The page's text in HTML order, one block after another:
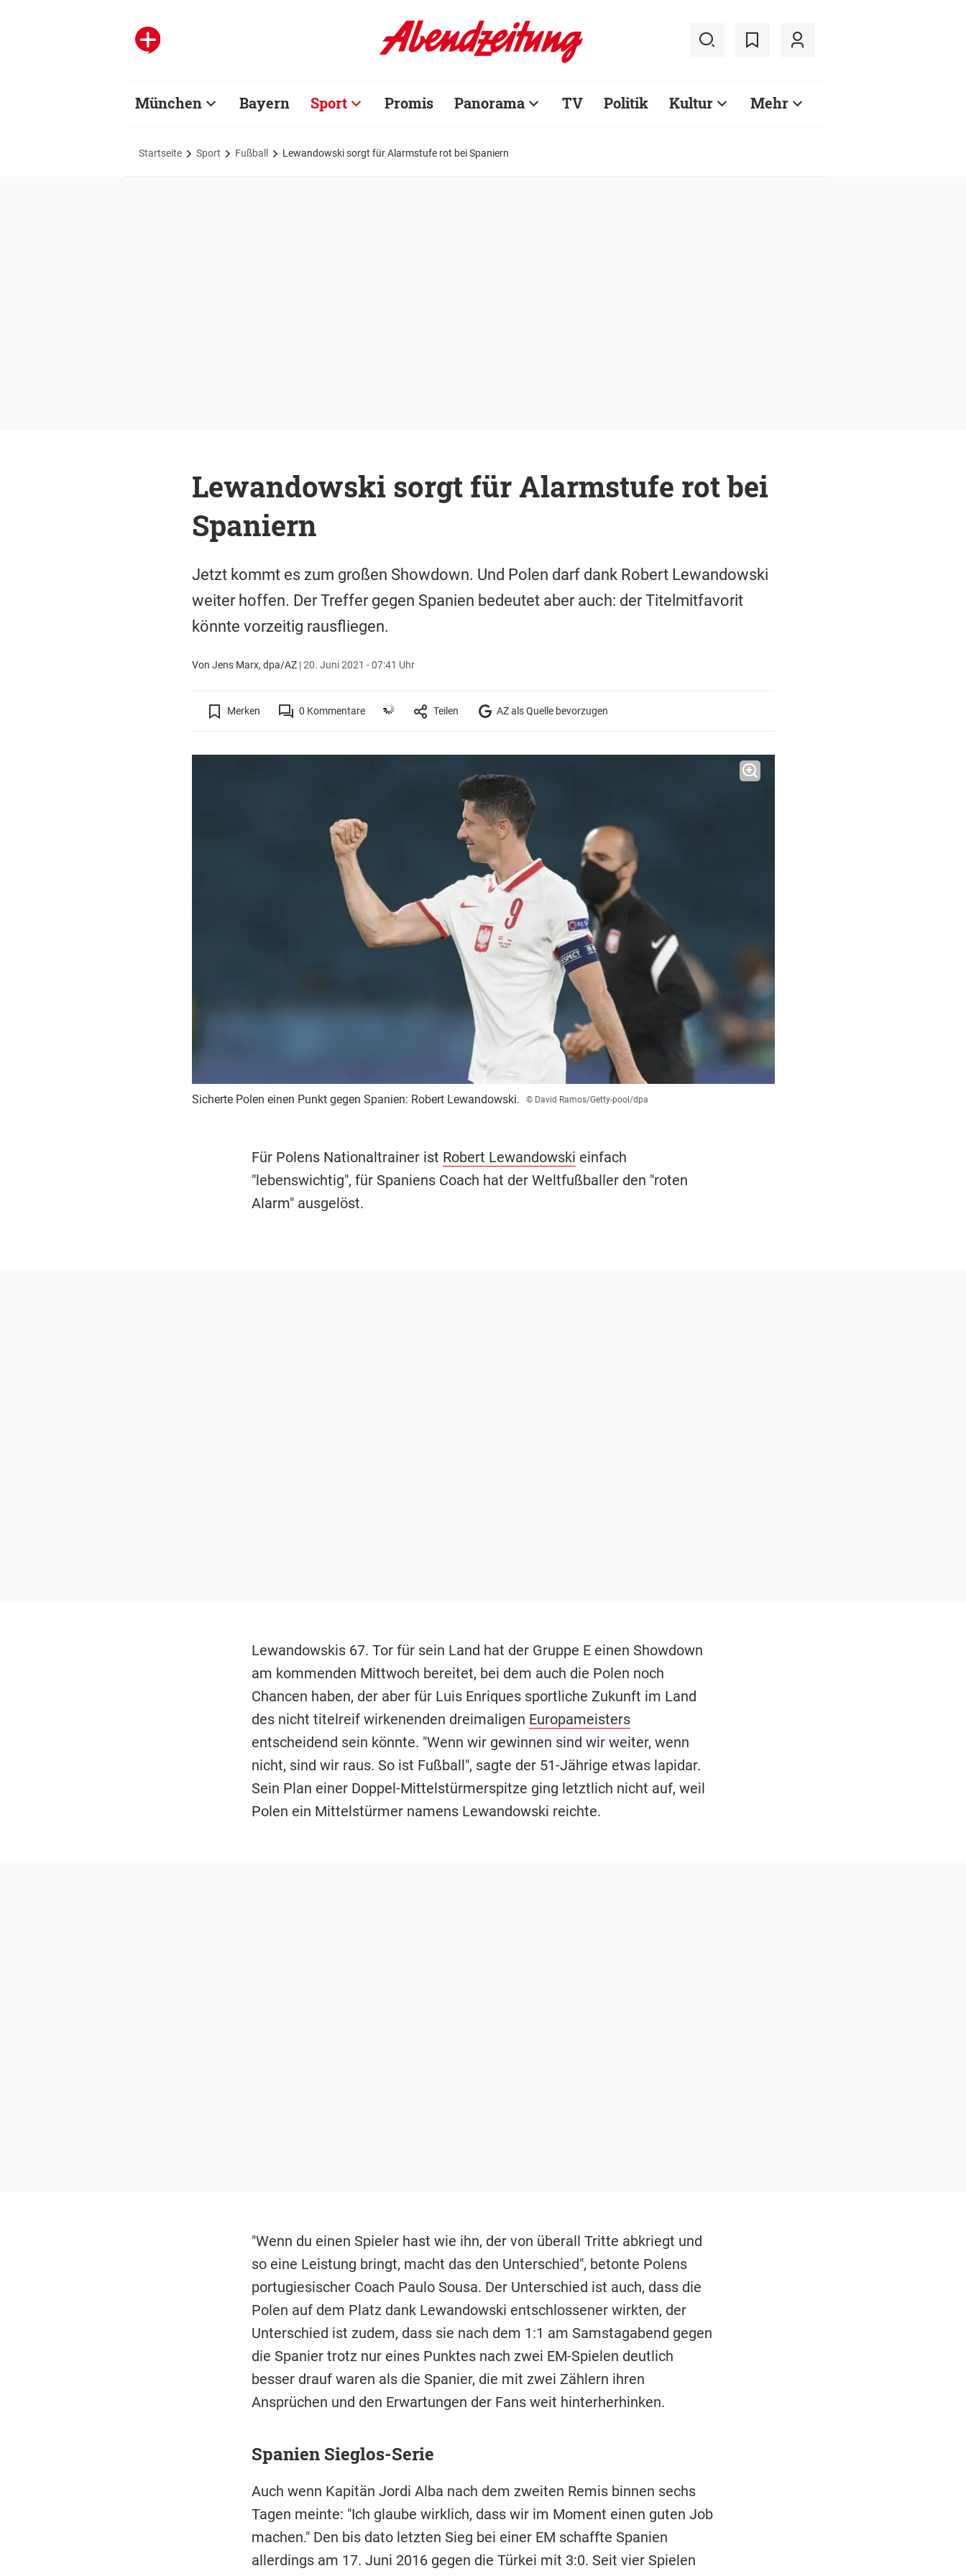
München Bayern Sport Promis Panorama TV Politik Kultur Mehr
Startseite Sport Fußball Lewandowski sorgt für Alarmstufe rot bei Spaniern
Lewandowski sorgt für Alarmstufe rot bei
Spaniern
Jetzt kommt es zum großen Showdown. Und Polen darf dank Robert Lewandowski
weiter hoffen. Der Treffer gegen Spanien bedeutet aber auch: der Titelmitfavorit
könnte vorzeitig rausfliegen.
Von Jens Marx, dpa/AZ|20. Juni 2021 - 07:41 Uhr
Merken 0 Kommentare Teilen AZ als Quelle bevorzugen
Sicherte Polen einen Punkt gegen Spanien: Robert Lewandowski. © David Ramos/Getty-pool/dpa
Für Polens Nationaltrainer ist Robert Lewandowski einfach
"lebenswichtig", für Spaniens Coach hat der Weltfußballer den "roten
Alarm" ausgelöst.
Lewandowskis 67. Tor für sein Land hat der Gruppe E einen Showdown
am kommenden Mittwoch bereitet, bei dem auch die Polen noch
Chancen haben, der aber für Luis Enriques sportliche Zukunft im Land
des nicht titelreif wirkenenden dreimaligen Europameisters
entscheidend sein könnte. "Wenn wir gewinnen sind wir weiter, wenn
nicht, sind wir raus. So ist Fußball", sagte der 51-Jährige etwas lapidar.
Sein Plan einer Doppel-Mittelstürmerspitze ging letztlich nicht auf, weil
Polen ein Mittelstürmer namens Lewandowski reichte.
"Wenn du einen Spieler hast wie ihn, der von überall Tritte abkriegt und
so eine Leistung bringt, macht das den Unterschied", betonte Polens
portugiesischer Coach Paulo Sousa. Der Unterschied ist auch, dass die
Polen auf dem Platz dank Lewandowski entschlossener wirkten, der
Unterschied ist zudem, dass sie nach dem 1:1 am Samstagabend gegen
die Spanier trotz nur eines Punktes nach zwei EM-Spielen deutlich
besser drauf waren als die Spanier, die mit zwei Zählern ihren
Ansprüchen und den Erwartungen der Fans weit hinterherhinken.
Spanien Sieglos-Serie
Auch wenn Kapitän Jordi Alba nach dem zweiten Remis binnen sechs
Tagen meinte: "Ich glaube wirklich, dass wir im Moment einen guten Job
machen." Den bis dato letzten Sieg bei einer EM schaffte Spanien
allerdings am 17. Juni 2016 gegen die Türkei mit 3:0. Seit vier Spielen